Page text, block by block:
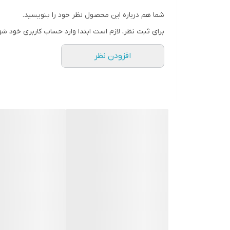
شما هم درباره این محصول نظر خود را بنویسید.
برای ثبت نظر، لازم است ابتدا وارد حساب کاربری خود
افزودن نظر